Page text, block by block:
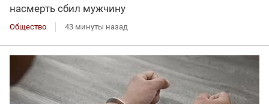
насмерть сбил мужчину
Общество 43 минуты назад